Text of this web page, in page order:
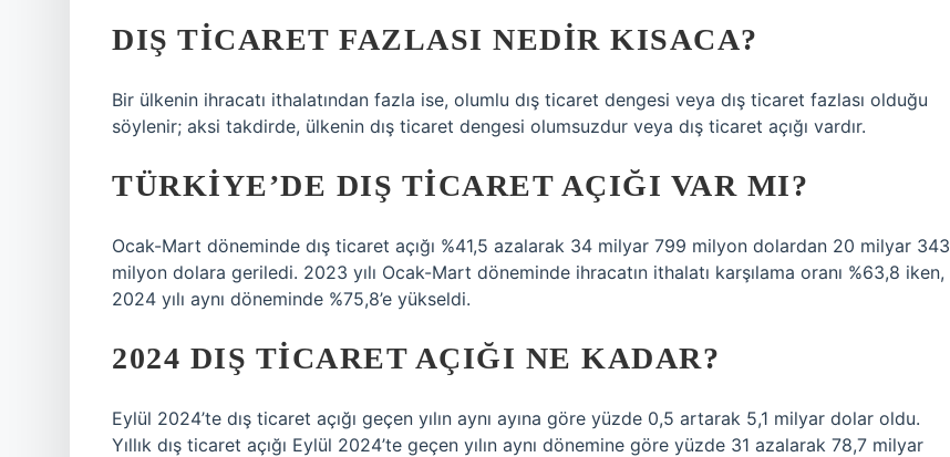
DIŞ TICARET FAZLASI NEDIR KISACA?
Bir ülkenin ihracatı ithalatından fazla ise, olumlu dış ticaret dengesi veya dış ticaret fazlası olduğu
söylenir; aksi takdirde, ülkenin dış ticaret dengesi olumsuzdur veya dış ticaret açığı vardır.
TÜRKIYE’DE DIŞ TICARET AÇIĞI VAR MI?
Ocak-Mart döneminde dış ticaret açığı %41,5 azalarak 34 milyar 799 milyon dolardan 20 milyar 343
milyon dolara geriledi. 2023 yılı Ocak-Mart döneminde ihracatın ithalatı karşılama oranı %63,8 iken,
2024 yılı aynı döneminde %75,8’e yükseldi.
2024 DIŞ TICARET AÇIĞI NE KADAR?
Eylül 2024’te dış ticaret açığı geçen yılın aynı ayına göre yüzde 0,5 artarak 5,1 milyar dolar oldu.
Yıllık dış ticaret açığı Eylül 2024’te geçen yılın aynı dönemine göre yüzde 31 azalarak 78,7 milyar